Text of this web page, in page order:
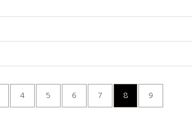
4 5 6 7 8 9